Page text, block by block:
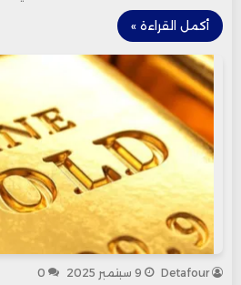
أكمل القراءة »
Detafour 9 سبتمبر 2025 0